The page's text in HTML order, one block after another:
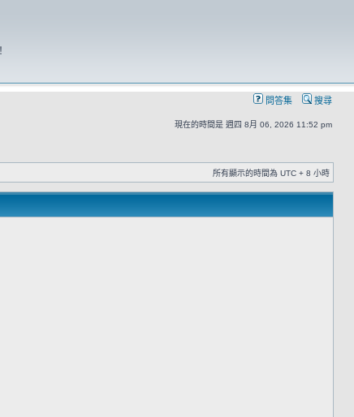
問答集 搜尋
現在的時間是 週四 8月 06, 2026 11:52 pm
所有顯示的時間為 UTC + 8 小時